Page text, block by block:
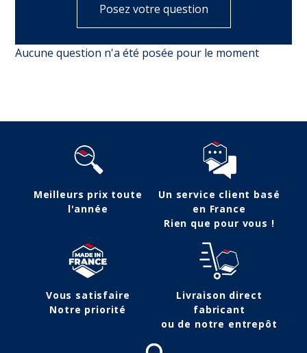
Posez votre question
Aucune question n'a été posée pour le moment
Meilleurs prix toute
l'année
Un service client basé
en France
Rien que pour vous !
Vous satisfaire
Notre priorité
Livraison direct
fabricant
ou de notre entrepôt